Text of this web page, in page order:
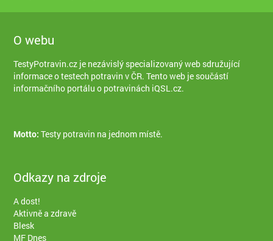
O webu
TestyPotravin.cz je nezávislý specializovaný web sdružující
informace o testech potravin v ČR. Tento web je součástí
informačního portálu o potravinách iQSL.cz.
Motto: Testy potravin na jednom místě.
Odkazy na zdroje
A dost!
Aktivně a zdravě
Blesk
MF Dnes